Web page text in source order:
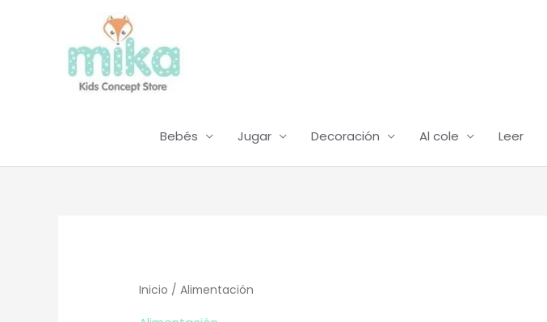
Bebés Jugar Decoración Al cole Leer
Inicio / Alimentación